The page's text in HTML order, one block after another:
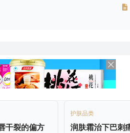
干裂的偏方
护肤品类
润肤霜治下巴刺